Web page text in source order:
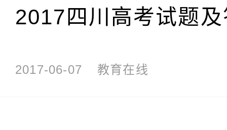
2017四川高考试题
2017-06-07 教育在线